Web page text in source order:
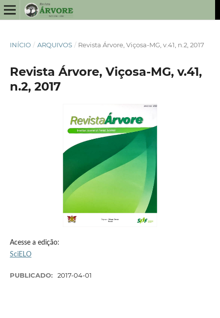
INÍCIO / ARQUIVOS / Revista Árvore, Viçosa-MG, v.41, n.2, 2017
Revista Árvore, Viçosa-MG, v.41,
n.2, 2017
Acesse a edição:
SciELO
PUBLICADO: 2017-04-01